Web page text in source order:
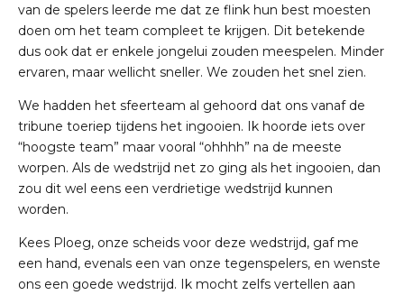
van de spelers leerde me dat ze flink hun best moesten
doen om het team compleet te krijgen. Dit betekende
dus ook dat er enkele jongelui zouden meespelen. Minder
ervaren, maar wellicht sneller. We zouden het snel zien.
We hadden het sfeerteam al gehoord dat ons vanaf de
tribune toeriep tijdens het ingooien. Ik hoorde iets over
“hoogste team” maar vooral “ohhhh” na de meeste
worpen. Als de wedstrijd net zo ging als het ingooien, dan
zou dit wel eens een verdrietige wedstrijd kunnen
worden.
Kees Ploeg, onze scheids voor deze wedstrijd, gaf me
een hand, evenals een van onze tegenspelers, en wenste
ons een goede wedstrijd. Ik mocht zelfs vertellen aan